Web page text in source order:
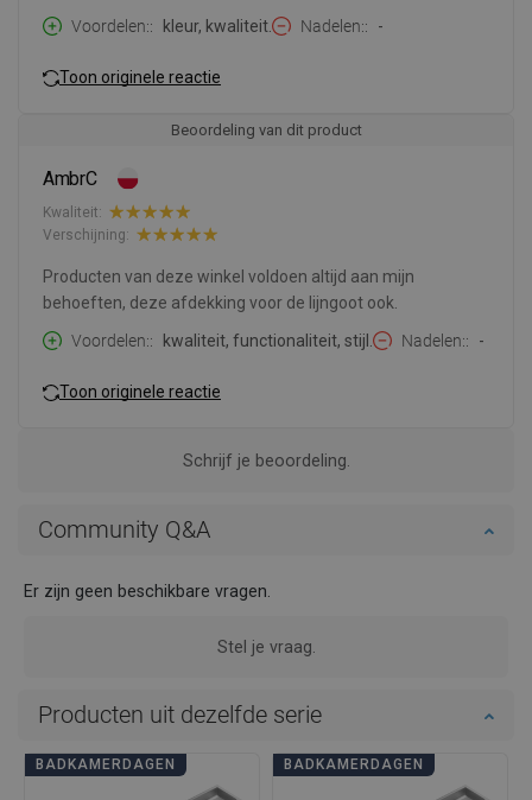
Voordelen:
kleur, kwaliteit. Nadelen: -
Toon originele reactie
Beoordeling van dit product
AmbrC
Kwaliteit:
Verschijning:
Producten van deze winkel voldoen altijd aan mijn
behoeften, deze afdekking voor de lijngoot ook.
Voordelen:
kwaliteit, functionaliteit, stijl. Nadelen: -
Toon originele reactie
Schrijf je beoordeling.
Community Q&A
Er zijn geen beschikbare vragen.
Stel je vraag.
Producten uit dezelfde serie
BADKAMERDAGEN BADKAMERDAGEN